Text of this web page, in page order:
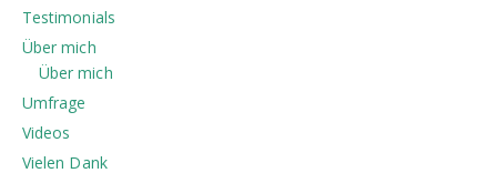
Testimonials
Über mich
Über mich
Umfrage
Videos
Vielen Dank